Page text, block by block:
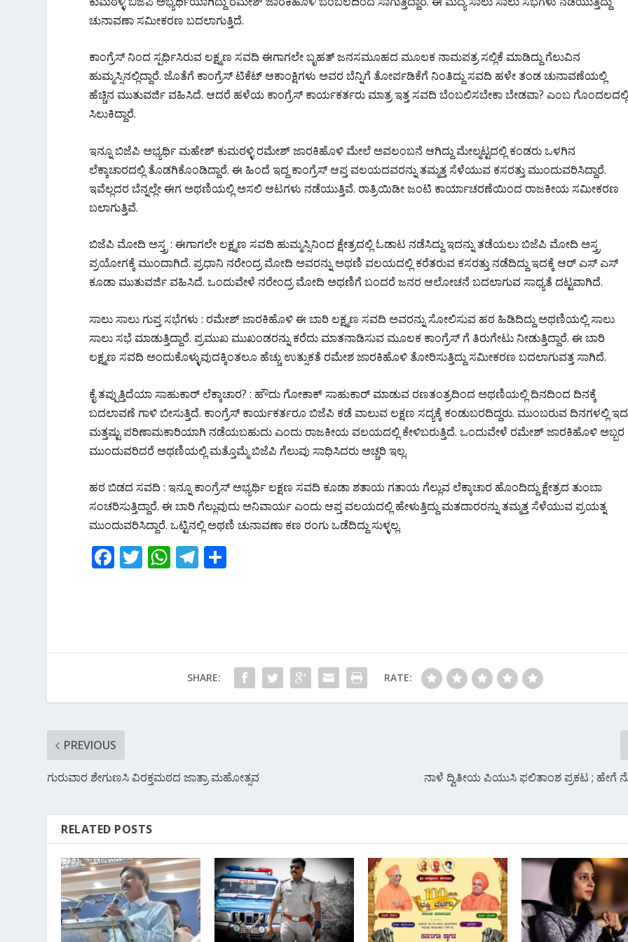
b
o
k
er s
p
p
gr
m
e
ಚುನಾವಣಾ ಸಮೀಕರಣ ಬದಲಾಗುತ್ತಿದೆ.
ಕಾಂಗ್ರೆಸ್ ನಿಂದ ಸ್ಪರ್ಧಿಸಿರುವ ಲಕ್ಷ್ಮಣ ಸವದಿ ಈಗಾಗಲೇ ಬೃಹತ್ ಜನಸಮೂಹದ ಮೂಲಕ ನಾಮಪತ್ರ ಸಲ್ಲಿಕೆ ಮಾಡಿದ್ದು ಗೆಲುವಿನ
ಹುಮ್ಮಸ್ಸಿನಲ್ಲಿದ್ದಾರೆ. ಜೊತೆಗೆ ಕಾಂಗ್ರೆಸ್ ಟಿಕೆಟ್ ಆಕಾಂಕ್ಷಿಗಳು ಅವರ ಬೆನ್ನಿಗೆ ತೋರ್ಪಡಿಕೆಗೆ ನಿಂತಿದ್ದು ಸವದಿ ಹಳೇ ತಂಡ ಚುನಾವಣೆಯಲ್ಲಿ
ಹೆಚ್ಚಿನ ಮುತುವರ್ಜಿ ವಹಿಸಿದೆ. ಆದರೆ ಹಳೆಯ ಕಾಂಗ್ರೆಸ್ ಕಾರ್ಯಕರ್ತರು ಮಾತ್ರ ಇತ್ತ ಸವದಿ ಬೆಂಬಲಿಸಬೇಕಾ ಬೇಡವಾ? ಎಂಬ
ಸಿಲುಕಿದ್ದಾರೆ.
ಇನ್ನೂ ಬಿಜೆಪಿ ಅಭ್ಯರ್ಥಿ ಮಹೇಶ್ ಕುಮಠಳ್ಳಿ ರಮೇಶ್ ಜಾರಕಿಹೊಳಿ ಮೇಲೆ ಅವಲಂಬನೆ ಆಗಿದ್ದು ಮೇಲ್ಮಟ್ಟದಲ್ಲಿ ಕಂಡರು ಒಳಗಿನ
ಲೆಕ್ಕಾಚಾರದಲ್ಲಿ ತೊಡಗಿಕೊಂಡಿದ್ದಾರೆ. ಈ ಹಿಂದೆ ಇದ್ದ ಕಾಂಗ್ರೆಸ್ ಆಪ್ತ ವಲಯದವರನ್ನು ತಮ್ಮತ್ತ ಸೆಳೆಯುವ ಕಸರತ್ತು ಮುಂದುವರಿಸಿದ್ದಾರೆ.
ಇವೆಲ್ಲದರ ಬೆನ್ನಲ್ಲೇ ಈಗ ಅಥಣಿಯಲ್ಲಿ ಅಸಲಿ ಆಟಗಳು ನಡೆಯುತ್ತಿವೆ. ರಾತ್ರಿಯಿಡೀ ಜಂಟಿ ಕಾರ್ಯಾಚರಣೆಯಿಂದ ರಾಜಕೀಯ ಸಮೀಕರಣ
ಬಲಾಗುತ್ತಿವೆ.
ಬಿಜೆಪಿ ಮೋದಿ ಅಸ್ತ್ರ : ಈಗಾಗಲೇ ಲಕ್ಷ್ಮಣ ಸವದಿ ಹುಮ್ಮಸ್ಸಿನಿಂದ ಕ್ಷೇತ್ರದಲ್ಲಿ ಓಡಾಟ ನಡೆಸಿದ್ದು ಇದನ್ನು ತಡೆಯಲು ಬಿಜೆಪಿ ಮೋದಿ ಅಸ್ತ್ರ
ಪ್ರಯೋಗಕ್ಕೆ ಮುಂದಾಗಿದೆ. ಪ್ರಧಾನಿ ನರೇಂದ್ರ ಮೋದಿ ಅವರನ್ನು ಅಥಣಿ ವಲಯದಲ್ಲಿ ಕರೆತರುವ ಕಸರತ್ತು ನಡೆದಿದ್ದು ಇದಕ್ಕೆ ಆರ್ ಎಸ್ ಎಸ್
ಕೂಡಾ ಮುತುವರ್ಜಿ ವಹಿಸಿದೆ. ಒಂದುವೇಳೆ ನರೇಂದ್ರ ಮೋದಿ ಅಥಣಿಗೆ ಬಂದರೆ ಜನರ ಆಲೋಚನೆ ಬದಲಾಗುವ ಸಾಧ್ಯತೆ ದಟ್ಟವಾಗಿದೆ.
ಸಾಲು ಸಾಲು ಗುಪ್ತ ಸಭೆಗಳು : ರಮೇಶ್ ಜಾರಕಿಹೊಳಿ ಈ ಬಾರಿ ಲಕ್ಷ್ಮಣ ಸವದಿ ಅವರನ್ನು ಸೋಲಿಸುವ ಹಠ ಹಿಡಿದಿದ್ದು ಅಥಣಿಯಲ್ಲಿ ಸಾಲು
ಸಾಲು ಸಭೆ ಮಾಡುತ್ತಿದ್ದಾರೆ. ಪ್ರಮುಖ ಮುಖಂಡರನ್ನು ಕರೆದು ಮಾತನಾಡಿಸುವ ಮೂಲಕ ಕಾಂಗ್ರೆಸ್ ಗೆ ತಿರುಗೇಟು ನೀಡುತ್ತಿದ್ದಾರೆ‌. ಈ ಬಾರಿ
ಲಕ್ಷ್ಮಣ ಸವದಿ ಅಂದುಕೊಳ್ಳುವುದಕ್ಕಿಂತಲೂ ಹೆಚ್ಚು ಉತ್ಸುಕತೆ ರಮೇಶ ಜಾರಕಿಹೊಳಿ ತೋರಿಸುತ್ತಿದ್ದು ಸಮೀಕರಣ ಬದಲಾಗುವತ್ತ ಸಾಗಿದೆ.
ಕೈ ತಪ್ಪುತ್ತಿದೆಯಾ ಸಾಹುಕಾರ್ ಲೆಕ್ಕಾಚಾರ? : ಹೌದು ಗೋಕಾಕ್ ಸಾಹುಕಾರ್ ಮಾಡುವ ರಣತಂತ್ರದಿಂದ ಅಥಣಿಯಲ್ಲಿ ದಿನದಿಂದ ದಿನಕ್ಕೆ
ಬದಲಾವಣೆ ಗಾಳಿ ಬೀಸುತ್ತಿದೆ. ಕಾಂಗ್ರೆಸ್ ಕಾರ್ಯಕರ್ತರೂ ಬಿಜೆಪಿ ಕಡೆ ವಾಲುವ ಲಕ್ಷಣ ಸದ್ಯಕ್ಕೆ ಕಂಡುಬರದಿದ್ದರು. ಮುಂಬರುವ ದಿನಗಳಲ್ಲಿ
ಮತ್ತಷ್ಟು ಪರಿಣಾಮಕಾರಿಯಾಗಿ ನಡೆಯಬಹುದು ಎಂದು ರಾಜಕೀಯ ವಲಯದಲ್ಲಿ ಕೇಳಿಬರುತ್ತಿದೆ. ಒಂದುವೇಳೆ ರಮೇಶ್ ಜಾರಕಿಹೊಳಿ ಅಬ್ಬರ
ಮುಂದುವರಿದರೆ ಅಥಣಿಯಲ್ಲಿ ಮತ್ತೊಮ್ಮೆ ಬಿಜೆಪಿ ಗೆಲುವು ಸಾಧಿಸಿದರು ಅಚ್ಚರಿ ಇಲ್ಲ.
ಹಠ ಬಿಡದ ಸವದಿ : ಇನ್ನೂ ಕಾಂಗ್ರೆಸ್ ಅಭ್ಯರ್ಥಿ ಲಕ್ಷಣ ಸವದಿ ಕೂಡಾ ಶತಾಯ ಗತಾಯ ಗೆಲ್ಲುವ ಲೆಕ್ಕಾಚಾರ ಹೊಂದಿದ್ದು ಕ್ಷೇತ್ರದ ತುಂಬಾ
ಸಂಚರಿಸುತ್ತಿದ್ದಾರೆ. ಈ ಬಾರಿ ಗೆಲ್ಲುವುದು ಅನಿವಾರ್ಯ ಎಂದು ಆಪ್ತ ವಲಯದಲ್ಲಿ ಹೇಳುತ್ತಿದ್ದು ಮತದಾರರನ್ನು ತಮ್ಮತ್ತ ಸೆಳೆಯುವ ಪ್ರಯತ್ನ
ಮುಂದುವರಿಸಿದ್ದಾರೆ. ಒಟ್ಟಿನಲ್ಲಿ ಅಥಣಿ ಚುನಾವಣಾ ಕಣ ರಂಗು ಒಡೆದಿದ್ದು ಸುಳ್ಳಲ್ಲ.
F
o
T W
A
T
a
m
SHARE: RATE:
PREVIOUS
ಗುರುವಾರ ಶೇಗುಣಸಿ ವಿರಕ್ತಮಠದ ಜಾತ್ರಾ ಮಹೋತ್ಸವ ನಾಳೆ ದ್ವಿತೀಯ ಪಿಯುಸಿ ಫಲಿತಾಂಶ ಪ್ರಕಟ ; ಹೇಗೆ
RELATED POSTS